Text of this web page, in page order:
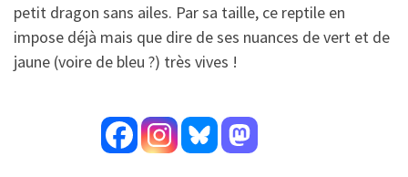
petit dragon sans ailes. Par sa taille, ce reptile en
impose déjà mais que dire de ses nuances de vert et de
jaune (voire de bleu ?) très vives !